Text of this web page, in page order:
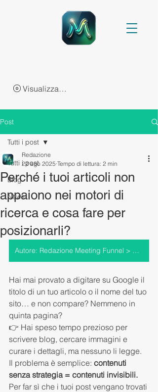
Visualizza punti
Post
Tutti i post
Blog
News
Tutti i post
Perché i tuoi articoli non
appaiono nei motori di
ricerca e cosa fare per
posizionarli?
Redazione
22 ago 2025 Tempo di lettura: 2 min
Autore: Redazione Meeting Funnel > Vai al profilo
Hai mai provato a digitare su Google il
titolo di un tuo articolo o il nome del tuo
sito… e non compare? Nemmeno in
quinta pagina?
👉 Hai speso tempo prezioso per
scrivere blog, cercare immagini e
curare i dettagli, ma nessuno li legge.
Il problema è semplice: contenuti
senza strategia = contenuti invisibili.
Per far sì che i tuoi post vengano trovati